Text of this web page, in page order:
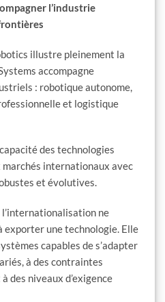
l’industrie
illustre pleinement la
accompagne
: robotique autonome,
et logistique
des technologies
internationaux avec
et évolutives.
l’internationalisation ne
exporter une technologie. Elle
capables de s’adapter
à des contraintes
des niveaux d’exigence